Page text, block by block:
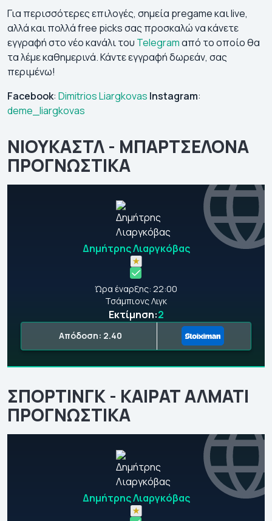
Για περισσότερες επιλογές, σημεία pregame και live,
αλλά και πολλά free picks σας προσκαλώ να κάνετε
εγγραφή στο νέο κανάλι του Telegramαπό το οποίο θα
τα λέμε καθημερινά. Κάντε εγγραφή δωρεάν, σας
περιμένω!
Facebook: Dimitrios Liargkovas Instagram:
deme_liargkovas
ΝΙΟΥΚΑΣΤΛ - ΜΠΑΡΤΣΕΛΟΝΑ
ΠΡΟΓΝΩΣΤΙΚΑ
Δημήτρης Λιαργκόβας
Ώρα έναρξης: 22:00
Τσάμπιονς Λιγκ
Εκτίμηση:2
Απόδοση: 2.40
ΣΠΟΡΤΙΝΓΚ - ΚΑΙΡΑΤ ΑΛΜΑΤΙ
ΠΡΟΓΝΩΣΤΙΚΑ
Δημήτρης Λιαργκόβας